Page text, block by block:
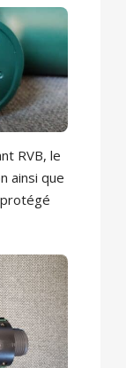
RVB, le
ainsi que